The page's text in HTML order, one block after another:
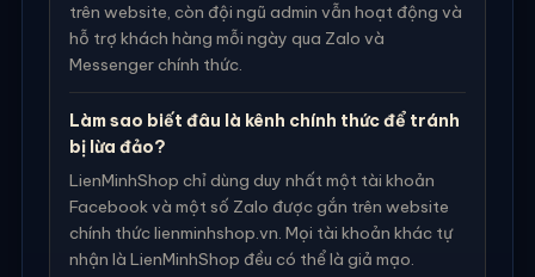
trên website, còn đội ngũ admin vẫn hoạt động và
hỗ trợ khách hàng mỗi ngày qua Zalo và
Messenger chính thức.
Làm sao biết đâu là kênh chính thức để tránh
bị lừa đảo?
LienMinhShop chỉ dùng duy nhất một tài khoản
Facebook và một số Zalo được gắn trên website
chính thức lienminhshop.vn. Mọi tài khoản khác tự
nhận là LienMinhShop đều có thể là giả mạo.